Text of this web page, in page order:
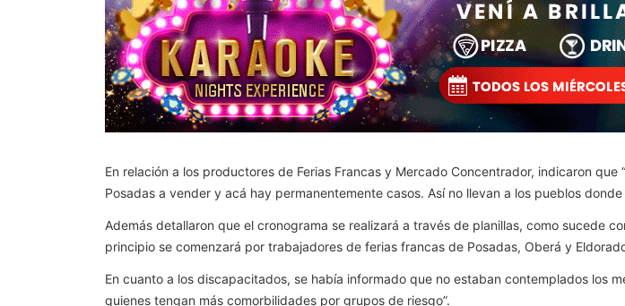
En relación a los productores de Ferias Francas y Mercado Concentrador, indicaron
Posadas a vender y acá hay permanentemente casos. Así no llevan a los pueblos
Además detallaron que el cronograma se realizará a través de planillas, como sucede
principio se comenzará por trabajadores de ferias francas de Posadas, Oberá y
En cuanto a los discapacitados, se había informado que no estaban contemplados los
quienes tengan más comorbilidades por grupos de riesgo”.